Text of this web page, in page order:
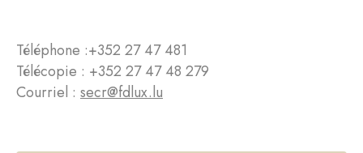
Téléphone :+352 27 47 481
Télécopie : +352 27 47 48 279
Courriel : secr@fdlux.lu